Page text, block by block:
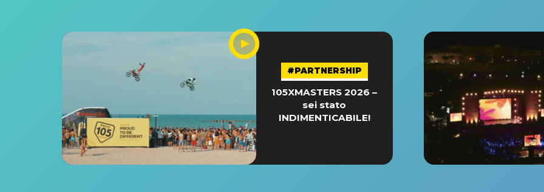
#PARTNERSHIP
105XMASTERS 2026 –
sei stato
INDIMENTICABILE!